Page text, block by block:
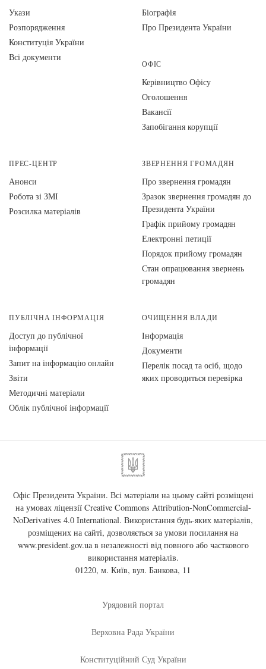
Укази
Розпорядження
Конституція України
Всі документи
Біографія
Про Президента України
ОФІС
Керівництво Офісу
Оголошення
Вакансії
Запобігання корупції
ПРЕС-ЦЕНТР
Анонси
Робота зі ЗМІ
Розсилка матеріалів
ЗВЕРНЕННЯ ГРОМАДЯН
Про звернення громадян
Зразок звернення громадян до
Президента України
Графік прийому громадян
Електронні петиції
Порядок прийому громадян
Стан опрацювання звернень
громадян
ПУБЛІЧНА ІНФОРМАЦІЯ
Доступ до публічної
інформації
Запит на інформацію онлайн
Звіти
Методичні матеріали
Облік публічної інформації
ОЧИЩЕННЯ ВЛАДИ
Інформація
Документи
Перелік посад та осіб, щодо
яких проводиться перевірка
Офіс Президента України. Всі матеріали на цьому сайті розміщені
на умовах ліцензії Creative Commons Attribution-NonCommercial-
NoDerivatives 4.0 International. Використання будь-яких матеріалів,
розміщених на сайті, дозволяється за умови посилання на
www.president.gov.uaв незалежності від повного або часткового
використання матеріалів.
01220, м. Київ, вул. Банкова, 11
Урядовий портал
Верховна Рада України
Конституційний Суд України